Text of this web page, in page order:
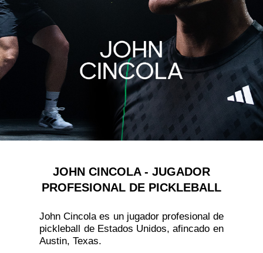
JOHN CINCOLA - JUGADOR
PROFESIONAL DE PICKLEBALL
John Cincola es un jugador profesional de
pickleball de Estados Unidos, afincado en
Austin, Texas.